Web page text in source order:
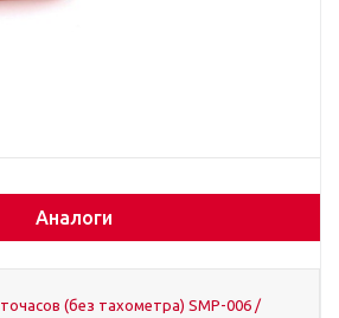
Аналоги
(без тахометра) SMP-006 /